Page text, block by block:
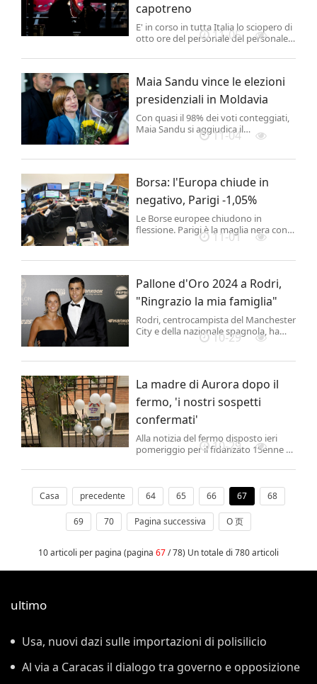
capotreno
E' in corso in tutta Italia lo sciopero di
otto ore del personale del personale
Fs Security, Italo Ntv, Trenord in
capotreno a bordo del treno
regionale Genova-Busalla, all'altez...
11-05
Maia Sandu vince le elezioni
presidenziali in Moldavia
Con quasi il 98% dei voti conteggiati,
Maia Sandu si aggiudica il
ballottaggio delle elezioni
54%, battendo il candidato sostenuto
Stoianoglo, che ha ottenuto poco più
del 45%.
11-04
Borsa: l'Europa chiude in
negativo, Parigi -1,05%
Le Borse europee chiudono in
flessione. Parigi è la maglia nera con il
Cac 40 in calo dell'1,05% a 7.350 punti.
19.077 punti. Londra lascia sul terreno
11-01
Pallone d'Oro 2024 a Rodri,
"Ringrazio la mia famiglia"
Rodri, centrocampista del Manchester
City e della nazionale spagnola, ha
vinto il Pallone d'Oro 2024.
10-29
La madre di Aurora dopo il
fermo, 'i nostri sospetti
confermati'
Alla notizia del fermo disposto ieri
pomeriggio per il fidanzato 15enne di
dall'ottavo piano del palazzo in cui
ottobre, la famiglia della vittima "si è
sentita sollevata".
10-29
Casa precedente 64 65 66 67 68
69 70 Pagina successiva O 页
10 articoli per pagina (pagina 67/ 78) Un totale di 780 articoli
ultimo
Usa, nuovi dazi sulle importazioni di polisilicio
Al via a Caracas il dialogo tra governo e opposizione